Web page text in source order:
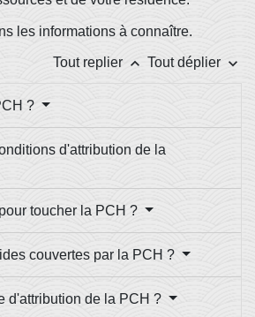
les informations à connaître.
Tout replier keyboard_arrow_up Tout déplier keyboard_arrow_down
?
d'attribution de la
toucher la PCH ?
couvertes par la PCH ?
d'attribution de la PCH ?